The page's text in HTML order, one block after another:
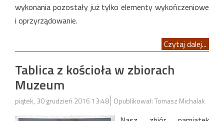
wykonania pozostały już tylko elementy wykończeniowe
i oprzyrządowanie.
Czytaj dalej...
Tablica z kościoła w zbiorach
Muzeum
piątek, 30 grudzień 2016 13:48 Opublikował: Tomasz Michalak